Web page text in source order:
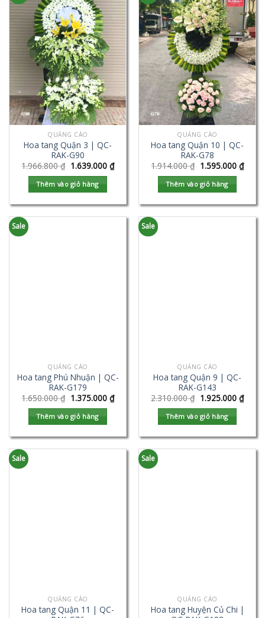
QUẢNG CÁO
Hoa tang Quận 3 | QC-
RAK-G90
1.966.800₫ 1.639.000 ₫
Thêm vào giỏ hàng
QUẢNG CÁO
Hoa tang Quận 10 | QC-
RAK-G78
1.914.000₫ 1.595.000 ₫
Thêm vào giỏ hàng
Sale
QUẢNG CÁO
Hoa tang Phú Nhuận | QC-
RAK-G179
1.650.000₫ 1.375.000 ₫
Thêm vào giỏ hàng
Sale
QUẢNG CÁO
Hoa tang Quận 9 | QC-
RAK-G143
2.310.000₫ 1.925.000 ₫
Thêm vào giỏ hàng
Sale
QUẢNG CÁO
Hoa tang Quận 11 | QC-
Sale
QUẢNG CÁO
Hoa tang Huyện Củ Chi |